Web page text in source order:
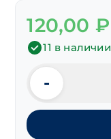
120,00 ₽
11 в наличии
Количество
товара
Шпилька
двусторон.
-